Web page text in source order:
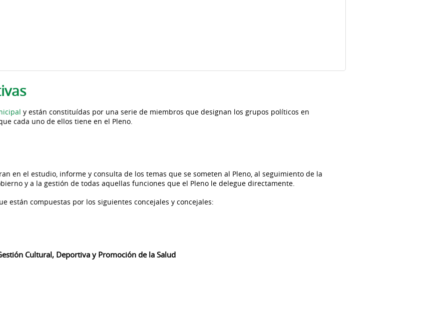
y están constituídas por una serie de miembros que designan los grupos políticos en
cada uno de ellos tiene en el Pleno.
en el estudio, informe y consulta de los temas que se someten al Pleno, al seguimiento de la
y a la gestión de todas aquellas funciones que el Pleno le delegue directamente.
están compuestas por los siguientes concejales y concejales:
Cultural, Deportiva y Promoción de la Salud